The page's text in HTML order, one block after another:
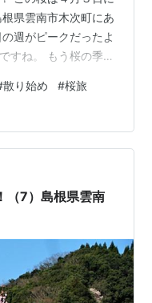
県雲南市木次町にあ
週がピークだったよ
すね。 もう桜の季節
散り始め #桜旅
（7）島根県雲南